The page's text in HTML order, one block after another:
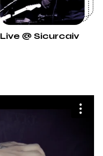
Live @ Sicurcaiv